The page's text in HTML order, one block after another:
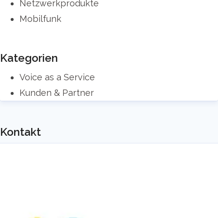
Netzwerkprodukte
Mobilfunk
Kategorien
Voice as a Service
Kunden & Partner
Kontakt